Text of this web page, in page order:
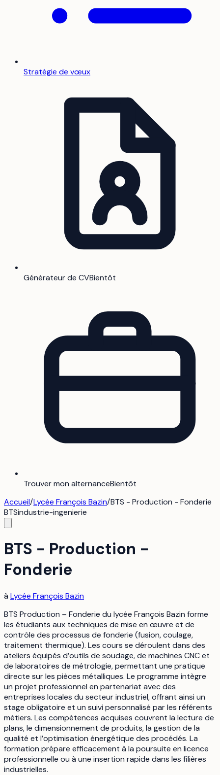
Stratégie de vœux
Générateur de CVBientôt
Trouver mon alternanceBientôt
Accueil/Lycée François Bazin/BTS - Production - Fonderie
BTSindustrie-ingenierie
BTS - Production -
Fonderie
à Lycée François Bazin
BTS Production – Fonderie du lycée François Bazin forme
les étudiants aux techniques de mise en œuvre et de
contrôle des processus de fonderie (fusion, coulage,
traitement thermique). Les cours se déroulent dans des
ateliers équipés d’outils de soudage, de machines CNC et
de laboratoires de métrologie, permettant une pratique
directe sur les pièces métalliques. Le programme intègre
un projet professionnel en partenariat avec des
entreprises locales du secteur industriel, offrant ainsi un
stage obligatoire et un suivi personnalisé par les référents
métiers. Les compétences acquises couvrent la lecture de
plans, le dimensionnement de produits, la gestion de la
qualité et l’optimisation énergétique des procédés. La
formation prépare efficacement à la poursuite en licence
professionnelle ou à une insertion rapide dans les filières
industrielles.